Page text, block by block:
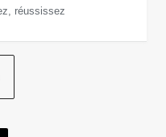
réussissez